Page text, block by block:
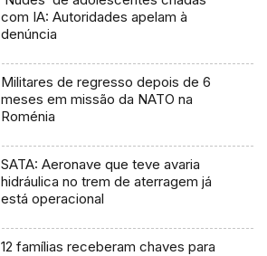
com IA: Autoridades apelam à
denúncia
Militares de regresso depois de 6
meses em missão da NATO na
Roménia
SATA: Aeronave que teve avaria
hidráulica no trem de aterragem já
está operacional
12 famílias receberam chaves para